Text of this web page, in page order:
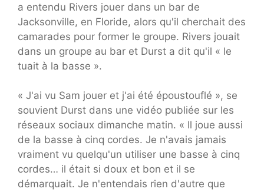
a entendu Rivers jouer dans un bar de
Jacksonville, en Floride, alors qu'il cherchait des
camarades pour former le groupe. Rivers jouait
dans un groupe au bar et Durst a dit qu'il « le
tuait à la basse ».
« J'ai vu Sam jouer et j'ai été époustouflé », se
souvient Durst dans une vidéo publiée sur les
réseaux sociaux dimanche matin. « Il joue aussi
de la basse à cinq cordes. Je n'avais jamais
vraiment vu quelqu'un utiliser une basse à cinq
cordes… il était si doux et bon et il se
démarquait. Je n'entendais rien d'autre que